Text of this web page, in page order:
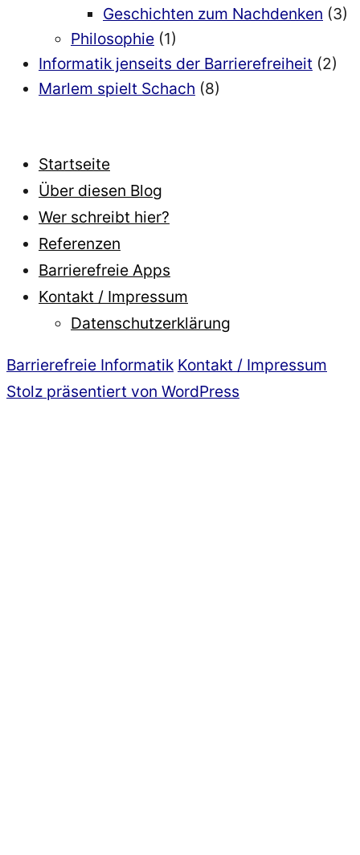
Geschichten zum Nachdenken (3)
Philosophie (1)
Informatik jenseits der Barrierefreiheit (2)
Marlem spielt Schach (8)
Startseite
Über diesen Blog
Wer schreibt hier?
Referenzen
Barrierefreie Apps
Kontakt / Impressum
Datenschutzerklärung
Barrierefreie Informatik Kontakt / Impressum
Stolz präsentiert von WordPress